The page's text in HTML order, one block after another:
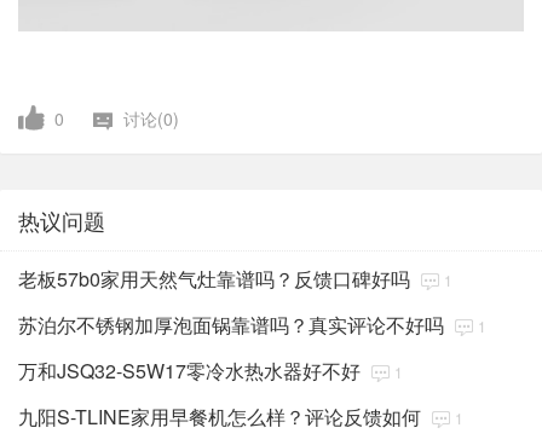
0 讨论(0)
热议问题
老板57b0家用天然气灶靠谱吗？反馈口碑好吗 1
苏泊尔不锈钢加厚泡面锅靠谱吗？真实评论不好吗 1
万和JSQ32-S5W17零冷水热水器好不好 1
九阳S-TLINE家用早餐机怎么样？评论反馈如何 1